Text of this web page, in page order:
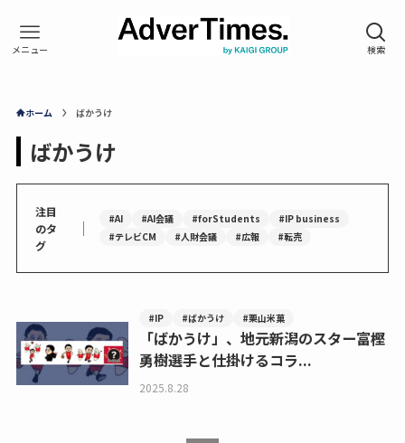
ホーム ばかうけ
ばかうけ
注目
のタ
グ
｜ #AI #AI会議 #forStudents
#IP business
#テレビCM
#人財会議 #広報 #転売
#IP #ばかうけ #栗山米菓
「ばかうけ」、地元新潟のスター富樫
勇樹選手と仕掛けるコラ...
2025.8.28